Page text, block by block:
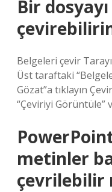
Bir
Belgeleri çevir
Üst taraftaki
Gözat”a tıklayın
“Çeviriyi Görüntüle”
metinler
çevrilebilir